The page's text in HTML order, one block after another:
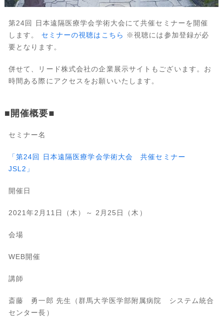
第24回 日本遠隔医療学会学術大会にて共催セミナーを開催
します。 セミナーの視聴はこちら
※視聴には参加登録が必
要となります。
併せて、リード株式会社の企業展示サイトもございます。お
時間ある際にアクセスをお願いいたします。
■開催概要■
セミナー名
「第24回 日本遠隔医療学会学術大会 共催セミナー
JSL2」
開催日
2021年2月11日（木）～ 2月25日（木）
会場
WEB開催
講師
斎藤 勇一郎 先生（群馬大学医学部附属病院 システム統合
センター長）